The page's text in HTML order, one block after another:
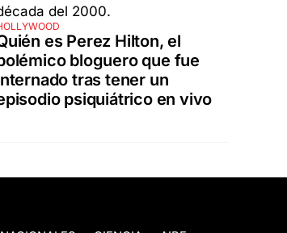
es Perez Hilton, el
bloguero que fue
tras tener un
psiquiátrico en vivo